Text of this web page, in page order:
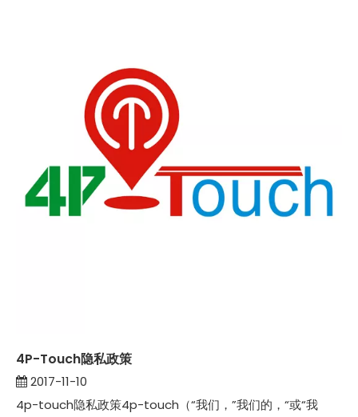
4P-Touch隐私政策
2017-11-10
4p-touch隐私政策4p-touch（“我们，”我们的，“或“我